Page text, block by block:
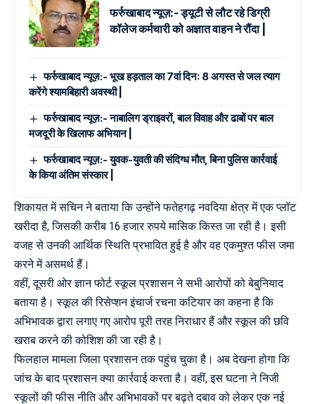
फर्रुखाबाद न्यूज़:- ड्यूटी से लौट रहे डिग्री
कॉलेज कर्मचारी को अज्ञात वाहन ने रौंदा |
फर्रुखाबाद न्यूज़:- भूख हड़ताल का 7वां दिन: 8 अगस्त से जल त्याग
करेंगे श्यामबिहारी अवस्थी |
फर्रुखाबाद न्यूज़:- नाबालिग ड्राइवरों, बाल विवाह और ढाबों पर बाल
मजदूरी के खिलाफ अभियान |
फर्रुखाबाद न्यूज़:- युवक-युवती की संदिग्ध मौत, बिना पुलिस कार्रवाई
के किया अंतिम संस्कार |
शिकायत में सचिन ने बताया कि उन्होंने फतेहगढ़ नवदिया क्षेत्र में एक प्लॉट
खरीदा है, जिसकी करीब 16 हजार रुपये मासिक किस्त जा रही है। इसी
वजह से उनकी आर्थिक स्थिति प्रभावित हुई है और वह एकमुश्त फीस जमा
करने में असमर्थ हैं।
वहीं, दूसरी ओर ज्ञान फोर्ट स्कूल प्रशासन ने सभी आरोपों को बेबुनियाद
बताया है। स्कूल की रिसेप्शन इंचार्ज रचना कटियार का कहना है कि
अभिभावक द्वारा लगाए गए आरोप पूरी तरह निराधार हैं और स्कूल की छवि
खराब करने की कोशिश की जा रही है।
फिलहाल मामला जिला प्रशासन तक पहुंच चुका है। अब देखना होगा कि
जांच के बाद प्रशासन क्या कार्रवाई करता है। वहीं, इस घटना ने निजी
स्कूलों की फीस नीति और अभिभावकों पर बढ़ते दबाव को लेकर एक नई